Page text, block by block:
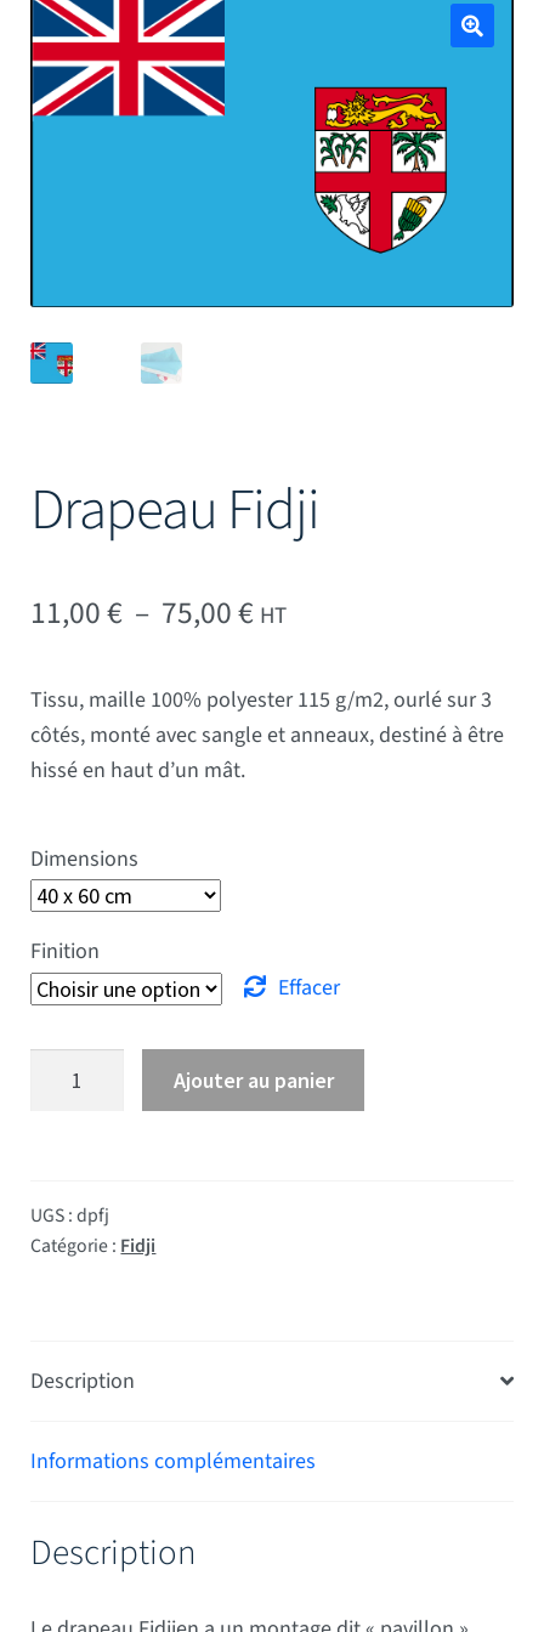
Mâts
Drapeau Fidji
11,00€ – 75,00€Plage de prix : 11,00 €
HT
Tissu, maille 100% polyester 115 g/m2, ourlé sur 3
côtés, monté avec sangle et anneaux, destiné à être
hissé en haut d’un mât.
Dimensions
Finition
Effacer
quantité de Drapeau FidjiAjouter au panier
UGS :dpfj
Catégorie : Fidji
Description
Informations complémentaires
Description